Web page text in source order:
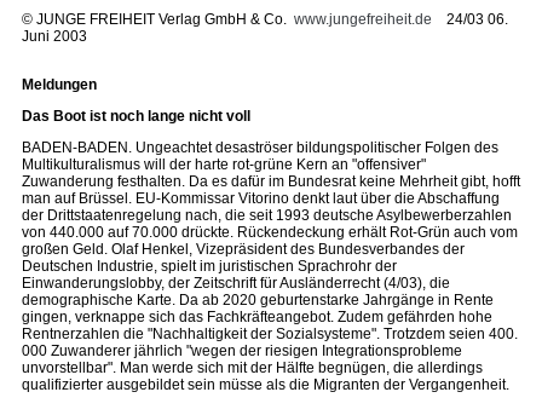
© JUNGE FREIHEIT Verlag GmbH & Co. www.jungefreiheit.de 24/03 06.
Juni 2003
Meldungen
Das Boot ist noch lange nicht voll
BADEN-BADEN. Ungeachtet desaströser bildungspolitischer Folgen des
Multikulturalismus will der harte rot-grüne Kern an "offensiver"
Zuwanderung festhalten. Da es dafür im Bundesrat keine Mehrheit gibt, hofft
man auf Brüssel. EU-Kommissar Vitorino denkt laut über die Abschaffung
der Drittstaatenregelung nach, die seit 1993 deutsche Asylbewerberzahlen
von 440.000 auf 70.000 drückte. Rückendeckung erhält Rot-Grün auch vom
großen Geld. Olaf Henkel, Vizepräsident des Bundesverbandes der
Deutschen Industrie, spielt im juristischen Sprachrohr der
Einwanderungslobby, der Zeitschrift für Ausländerrecht (4/03), die
demographische Karte. Da ab 2020 geburtenstarke Jahrgänge in Rente
gingen, verknappe sich das Fachkräfteangebot. Zudem gefährden hohe
Rentnerzahlen die "Nachhaltigkeit der Sozialsysteme". Trotzdem seien 400.
000 Zuwanderer jährlich "wegen der riesigen Integrationsprobleme
unvorstellbar". Man werde sich mit der Hälfte begnügen, die allerdings
qualifizierter ausgebildet sein müsse als die Migranten der Vergangenheit.